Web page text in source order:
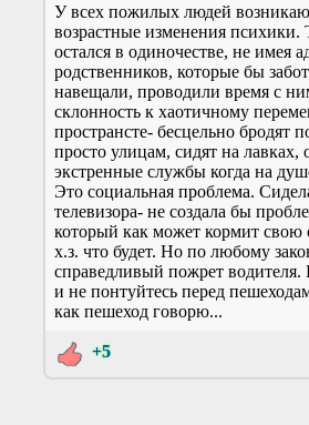
У всех пожилых людей
возрастные изменения психики.
остался в одиночестве, не имея
родственников, которые бы
навещали, проводили время с
склонность к хаотичному
пространсте- бесцельно бродят
просто улицам, сидят на лавках,
экстренные службы когда на
Это социальная проблема.
телевизора- не создала бы
который как может кормит свою
х.з. что будет. Но по любому
справедливый пожрет водителя.
и не понтуйтесь перед
как пешеход говорю...
+5